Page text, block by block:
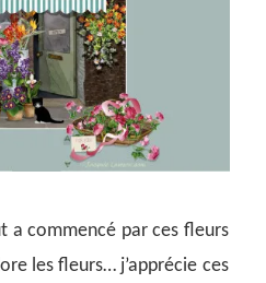
a commencé par ces fleurs
les fleurs… j’apprécie ces